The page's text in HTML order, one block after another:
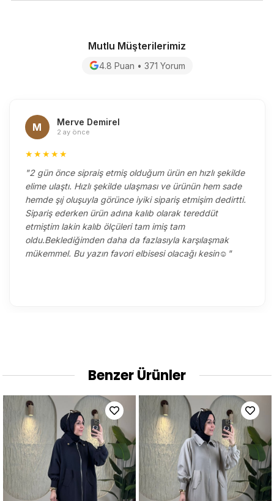
Mutlu Müşterilerimiz
4.8 Puan • 371 Yorum
M Merve Demirel
2 ay önce
★★★★★
"2 gün önce sipraiş etmiş olduğum ürün en hızlı şekilde
elime ulaştı. Hızlı şekilde ulaşması ve ürünün hem sade
hemde şıj oluşuyla görünce iyiki sipariş etmişim dedirtti.
Sipariş ederken ürün adına kalıb olarak tereddüt
etmiştim lakin kalıb ölçüleri tam imiş tam
oldu.Beklediğimden daha da fazlasıyla karşılaşmak
mükemmel. Bu yazın favori elbisesi olacağı kesin☺️"
Benzer Ürünler